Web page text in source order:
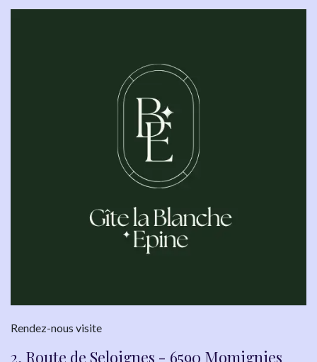
Rendez-nous visite
2, Route de Seloignes - 6590 Momignies